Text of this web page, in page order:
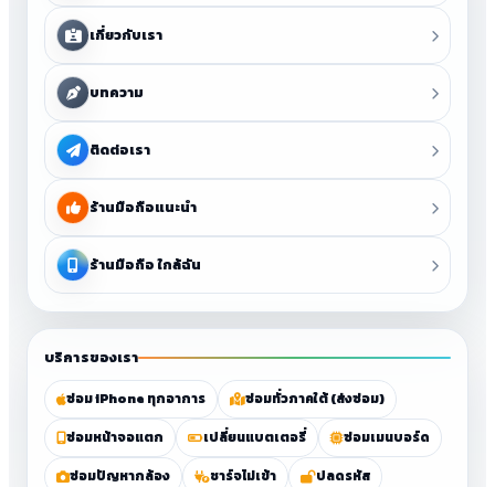
เกี่ยวกับเรา
บทความ
ติดต่อเรา
ร้านมือถือแนะนำ
ร้านมือถือ ใกล้ฉัน
บริการของเรา
ซ่อม iPhone ทุกอาการ
ซ่อมทั่วภาคใต้ (ส่งซ่อม)
ซ่อมหน้าจอแตก
เปลี่ยนแบตเตอรี่
ซ่อมเมนบอร์ด
ซ่อมปัญหากล้อง
ชาร์จไม่เข้า ปลดรหัส